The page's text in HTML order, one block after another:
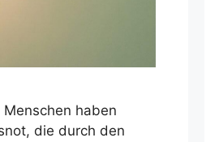
haben
die durch den